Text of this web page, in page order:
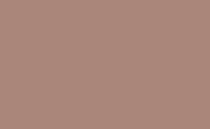
？松助窯ロックグラス
ーのお皿が限定入荷しま